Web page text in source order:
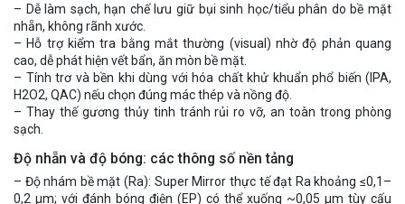
– Dễ làm sạch, hạn chế lưu giữ bụi sinh học/tiểu phân do bề mặt
nhẵn, không rãnh xước.
– Hỗ trợ kiểm tra bằng mắt thường (visual) nhờ độ phản quang
cao, dễ phát hiện vết bẩn, ăn mòn bề mặt.
– Tính trơ và bền khi dùng với hóa chất khử khuẩn phổ biến (IPA,
H2O2, QAC) nếu chọn đúng mác thép và nồng độ.
– Thay thế gương thủy tinh tránh rủi ro vỡ, an toàn trong phòng
sạch.
Độ nhẵn và độ bóng: các thông số nền tảng
– Độ nhám bề mặt (Ra): Super Mirror thực tế đạt Ra khoảng ≤0,1–
0,2 μm; với đánh bóng điện (EP) có thể xuống ~0,05 μm tùy cấu